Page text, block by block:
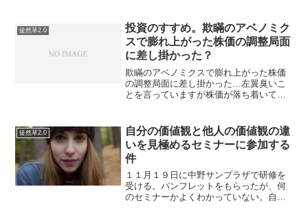
ドビジネスにも役立ちそうだと思ったか
ら…なんだけど、今んと...
徒然草2.0
投資のすすめ。欺瞞のアベノミク
スで膨れ上がった株価の調整局面
に差し掛かった？
欺瞞のアベノミクスで膨れ上がった株価
の調整局面に差し掛かった…左翼臭いこ
とを言っていますが株価が落ち着いてき
ちゃんと実力がある会社の株はそのまま
か少し落ちる程度。実力が...
徒然草2.0
自分の価値観と他人の価値観の違
いを見極めるセミナーに参加する
件
１１月１９日に中野サンプラザで研修を
受ける。パンフレットをもらったが、何
のセミナーかよくわかっていない。自分